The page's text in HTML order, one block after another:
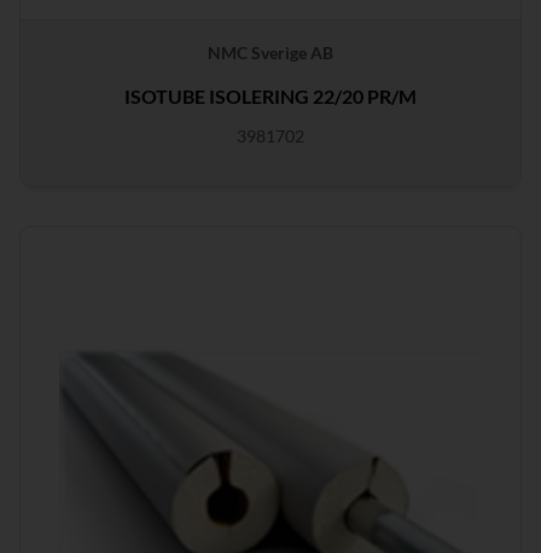
NMC Sverige AB
ISOTUBE ISOLERING 22/20 PR/M
3981702